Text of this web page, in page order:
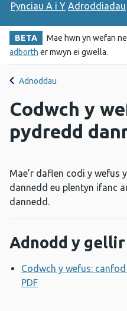
Pynciau A i Y Adroddiadau
BETA
Mae hwn yn wefan
adborth er mwyn ei gwella.
Adnoddau
Codwch y
pydredd
Mae’r daflen codi y wefus
dannedd eu plentyn ifanc
dannedd.
Adnodd y
Codwch y wefus:
PDF